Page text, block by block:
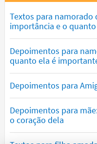
Textos para namorado
importância e o
Depoimentos para
quanto ela é
Depoimentos para
Depoimentos para
o coração dela